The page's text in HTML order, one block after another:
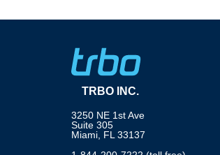
TRBO INC.
3250 NE 1st Ave
Suite 305
Miami, FL 33137